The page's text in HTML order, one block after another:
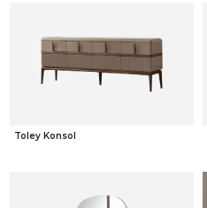
Toley Konsol